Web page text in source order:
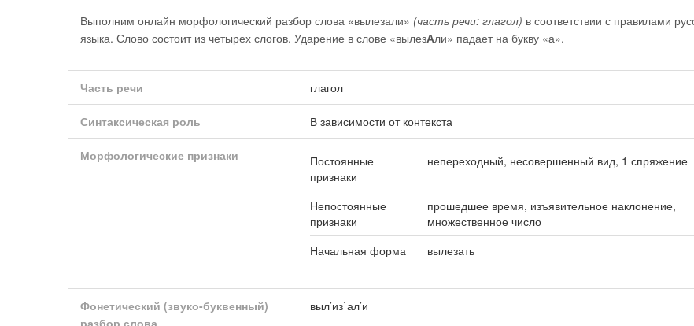
Выполним онлайн морфологический разбор слова «вылезали» (часть речи: глагол) в соответствии с правилами
языка. Слово состоит из четырех слогов. Ударение в слове «вылезАли» падает на букву «а».
Часть речи глагол
Синтаксическая роль В зависимости от контекста
Морфологические признаки
Постоянные
признаки
непереходный, несовершенный вид, 1 спряжение
Непостоянные
признаки
прошедшее время, изъявительное наклонение,
множественное число
Начальная форма
вылезать
Фонетический (звуко-буквенный)
разбор слова
выл’из`ал’и